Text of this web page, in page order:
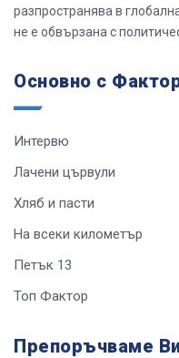
разпространява в
не е обвързана с
Основно с
Интервю
Лачени цървули
Хляб и пасти
На всеки километър
Петък 13
Топ Фактор
Препоръчваме